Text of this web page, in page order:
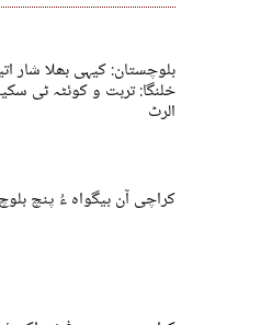
بلوچستان: کیہی بھلا شار
خلنگا: تربت و کوئٹہ ٹی
الرٹ
کراچی آن بیگواہ ءُ پنچ